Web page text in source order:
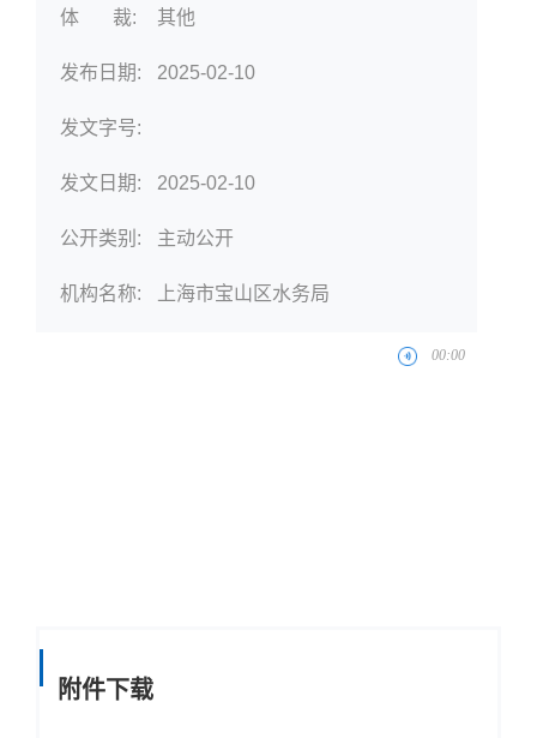
体 裁: 其他
发布日期: 2025-02-10
发文字号:
发文日期: 2025-02-10
公开类别: 主动公开
机构名称: 上海市宝山区水务局
附件下载